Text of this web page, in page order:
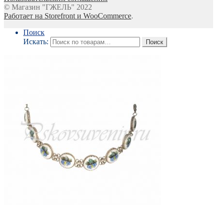
© Магазин "ГЖЕЛЬ" 2022
Работает на Storefront и WooCommerce.
Поиск
Искать:
Поиск